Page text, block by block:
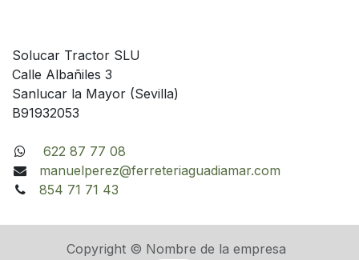
Solucar Tractor SLU
Calle Albañiles 3
Sanlucar la Mayor (Sevilla)
B91932053
622 87 77 08
manuelperez@ferreteriaguadiamar.com
854 71 71 43
Copyright © Nombre de la empresa